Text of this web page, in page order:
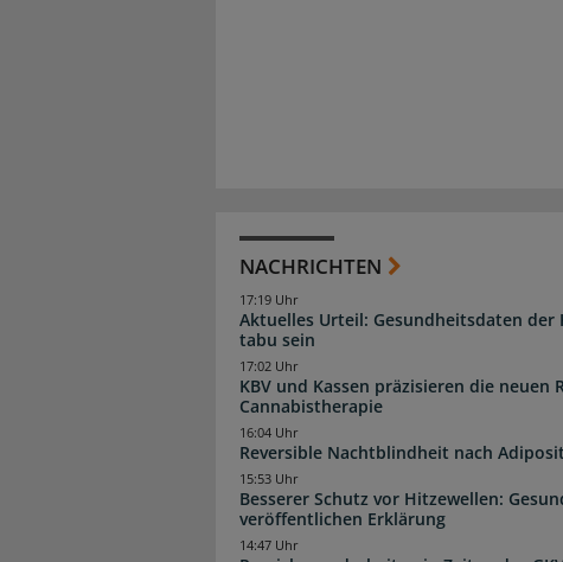
NACHRICHTEN
Aktuelles Urteil: Gesundheitsdaten der
tabu sein
17:19 Uhr
KBV und Kassen präzisieren die neuen
Cannabistherapie
17:02 Uhr
Reversible Nachtblindheit nach
16:04 Uhr
Besserer Schutz vor Hitzewellen:
veröffentlichen Erklärung
15:53 Uhr
14:47 Uhr